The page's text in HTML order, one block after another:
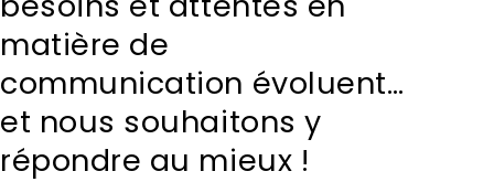
matière de
communication évoluent…
et nous souhaitons y
répondre au mieux !